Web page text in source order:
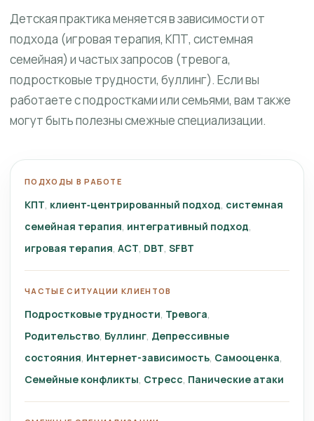
Детская практика меняется в зависимости от
подхода (игровая терапия, КПТ, системная
семейная) и частых запросов (тревога,
подростковые трудности, буллинг). Если вы
работаете с подростками или семьями, вам также
могут быть полезны смежные специализации.
ПОДХОДЫ В РАБОТЕ
КПТ клиент‑центрированный подход системная
семейная терапия интегративный подход
игровая терапия ACT DBT SFBT
ЧАСТЫЕ СИТУАЦИИ КЛИЕНТОВ
Подростковые трудности Тревога
Родительство Буллинг Депрессивные
состояния Интернет-зависимость Самооценка
Семейные конфликты Стресс Панические атаки